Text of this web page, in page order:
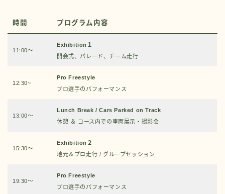
時間 プログラム内容
11:00～
Exhibition１
開会式、パレード、チーム走行
12:30~
Pro Freestyle
プロ選手のパフォーマンス
13:00～
Lunch Break / Cars Parked on Track
休憩 ＆ コース内での車両展示・撮影会
15:30～
Exhibition２
地元＆プロ走行 / グループセッション
19:30～
Pro Freestyle
プロ選手のパフォーマンス